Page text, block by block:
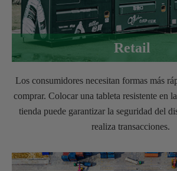
Retail
Los consumidores necesitan formas más
comprar. Colocar una tableta resistente en
tienda puede garantizar la seguridad del
realiza transacciones.